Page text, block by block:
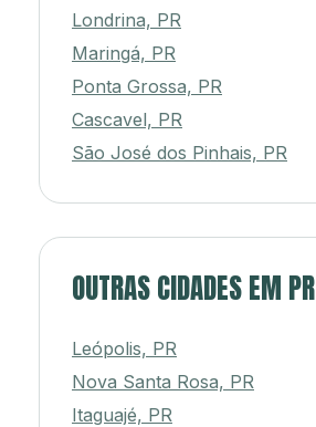
Londrina, PR
Maringá, PR
Ponta Grossa, PR
Cascavel, PR
São José dos Pinhais, PR
OUTRAS CIDADES EM PR
Leópolis, PR
Nova Santa Rosa, PR
Itaguajé, PR